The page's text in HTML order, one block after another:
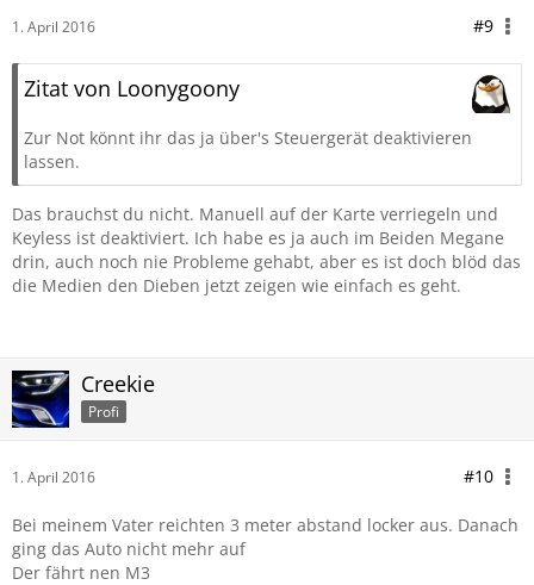
1. April 2016 #9
Zitat von Loonygoony
Zur Not könnt ihr das ja über's Steuergerät deaktivieren
lassen.
Das brauchst du nicht. Manuell auf der Karte verriegeln und
Keyless ist deaktiviert. Ich habe es ja auch im Beiden Megane
drin, auch noch nie Probleme gehabt, aber es ist doch blöd das
die Medien den Dieben jetzt zeigen wie einfach es geht.
Creekie
Profi
1. April 2016 #10
Bei meinem Vater reichten 3 meter abstand locker aus. Danach
ging das Auto nicht mehr auf
Der fährt nen M3